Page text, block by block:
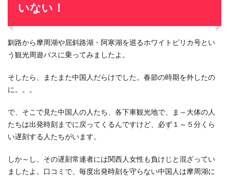
いない！
釧路から摩周湖や屈斜路湖・阿寒湖を巡るホワイトピリカ号とい
う観光周遊バスに乗ってみましたよ。
そしたら、またまた中国人だらけでした。春節の時期を外したの
に。。。
で、そこで見た中国人の人たち、各下車観光地で、ま～大体の人
たちは出発時刻までに戻ってくるんですけど、必ず１～５分くら
い遅刻する人たちがいます。
しか～し、その遅刻常連者には関西人女性も負けじと混ざってい
ましたよ。口コミで、毎度出発時刻を守らない中国人は摩周湖に